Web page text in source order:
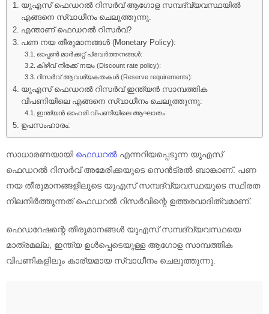
യുഎസ് ഫെഡറൽ റിസർവ് ആഗോള സമ്പദ്‌വ്യവസ്ഥയിൽ
എങ്ങനെ സ്വാധീനം ചെലുത്തുന്നു.
എന്താണ് ഫെഡറൽ റിസർവ്?
പണ നയ തീരുമാനങ്ങൾ (Monetary Policy):
ഓപ്പൺ മാർക്കറ്റ് പ്രവർത്തനങ്ങൾ:
കിഴിവ് നിരക്ക് നയം (Discount rate policy):
റിസർവ് ആവശ്യകതകൾ (Reserve requirements):
യുഎസ് ഫെഡറൽ റിസർവ് ഇന്ത്യൻ സാമ്പത്തിക
വിപണിയിലെ എങ്ങനെ സ്വാധീനം ചെലുത്തുന്നു:
ഇന്ത്യൻ ഓഹരി വിപണിയിലെ ആഘാതം:
ഉപസംഹാരം:
സാധാരണയായി ഫെഡറൽ എന്നറിയപ്പെടുന്ന യുഎസ്
ഫെഡറൽ റിസർവ് അമേരിക്കയുടെ സെൻട്രൽ ബാങ്കാണ്. പണ
നയ തീരുമാനങ്ങളിലൂടെ യുഎസ് സമ്പദ്‌വ്യവസ്ഥയുടെ സ്ഥിരത
നിലനിർത്തുന്നത് ഫെഡറൽ റിസർവിന്റെ ഉത്തരവാദിത്വമാണ്.
ഫെഡറേഷന്റെ തീരുമാനങ്ങൾ യുഎസ് സമ്പദ്‌വ്യവസ്ഥയെ
മാത്രമല്ല, ഇന്ത്യ ഉൾപ്പെടെയുള്ള ആഗോള സാമ്പത്തിക
വിപണികളിലും കാര്യമായ സ്വാധീനം ചെലുത്തുന്നു.